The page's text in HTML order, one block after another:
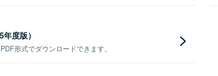
度版）
形式でダウンロードできます。